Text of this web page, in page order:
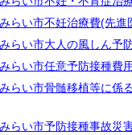
らい市不妊治療費(先進
らい市大人の風しん予
らい市任意予防接種費
らい市骨髄移植等に係
らい市予防接種事故災